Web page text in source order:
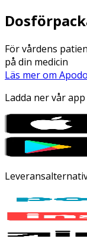
För vårdens
på din medicin
Läs mer om
Ladda ner vår app